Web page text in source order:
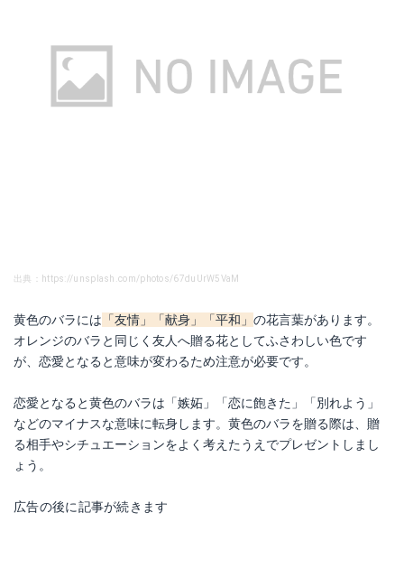
出典：https://unsplash.com/photos/67duUrW5VaM
黄色のバラには 「友情」「献身」「平和」 の花言葉があります。
オレンジのバラと同じく友人へ贈る花としてふさわしい色です
が、恋愛となると意味が変わるため注意が必要です。
恋愛となると黄色のバラは 「嫉妬」「恋に飽きた」「別れよう」
などのマイナスな意味に転身します。黄色のバラを贈る際は、贈
る相手やシチュエーションをよく考えたうえでプレゼントしまし
ょう。
広告の後に記事が続きます